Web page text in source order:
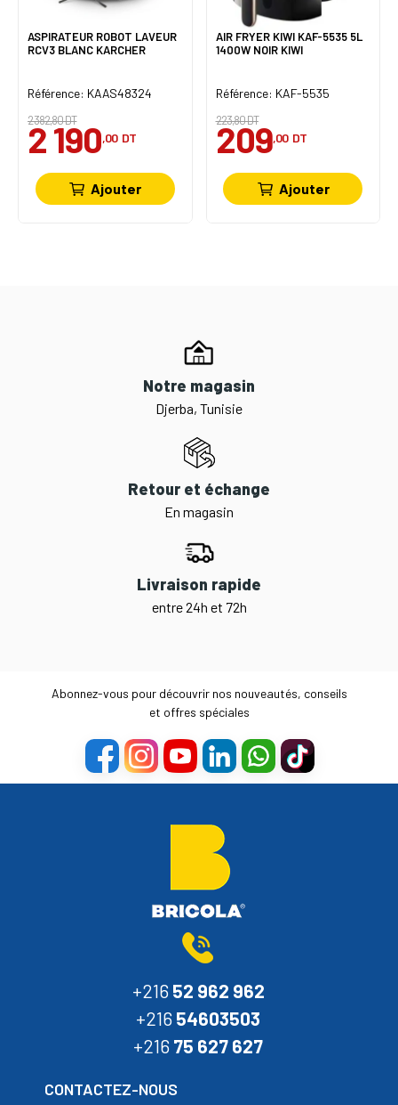
ASPIRATEUR ROBOT LAVEUR
RCV3 BLANC KARCHER
Référence: KAAS48324
2 382,80 DT
2 190,00 DT
Ajouter
AIR FRYER KIWI KAF-5535 5L
1400W NOIR KIWI
Référence: KAF-5535
223,80 DT
209,00 DT
Ajouter
Notre magasin
Djerba, Tunisie
Retour et échange
En magasin
Livraison rapide
entre 24h et 72h
Abonnez-vous pour découvrir nos nouveautés, conseils
et offres spéciales
+216 52 962 962
+216 54603503
+216 75 627 627
CONTACTEZ-NOUS